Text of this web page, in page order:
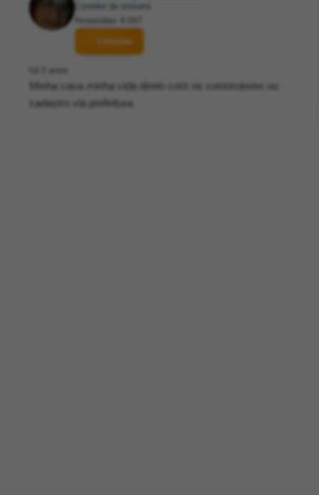
Corretor de imóveis
Respostas: 8.097
Contatar
há 5 anos
Minha casa minha vida direto com os construtores ou
cadastro via prefeitura.